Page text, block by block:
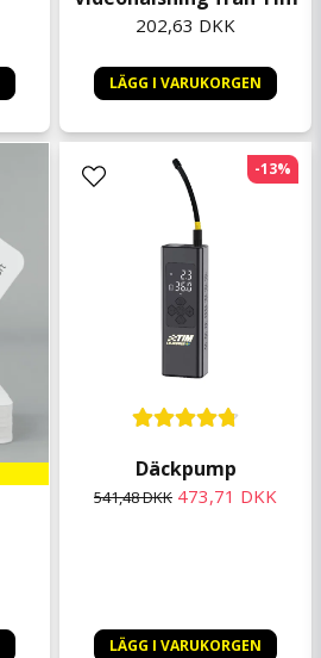
202,63 DKK
LÄGG I VARUKORGEN
Däckpump
541,48 DKK 473,71 DKK
LÄGG I VARUKORGEN
-13%